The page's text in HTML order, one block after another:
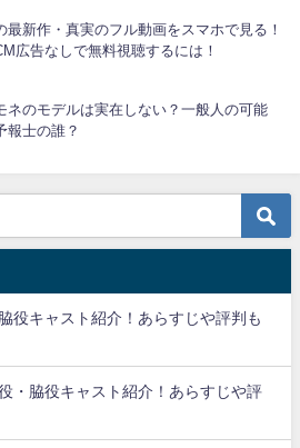
最新作・真実のフル動画をスマホで見る！
広告なしで無料視聴するには！
ネのモデルは実在しない？一般人の可能
報士の誰？
役キャスト紹介！あらすじや評判も
・脇役キャスト紹介！あらすじや評